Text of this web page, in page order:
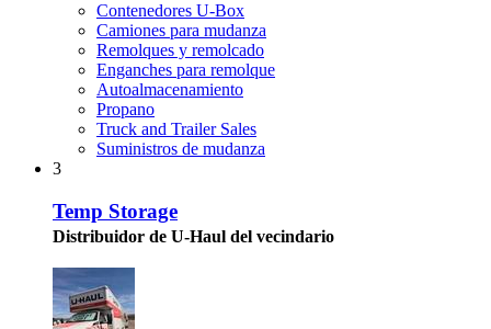
Contenedores U-Box
Camiones para mudanza
Remolques y remolcado
Enganches para remolque
Autoalmacenamiento
Propano
Truck and Trailer Sales
Suministros de mudanza
3
Temp Storage
Distribuidor de U-Haul del vecindario